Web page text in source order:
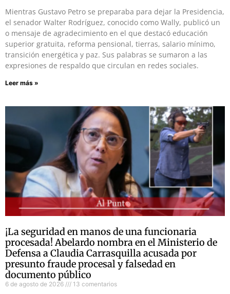
Mientras Gustavo Petro se preparaba para dejar la Presidencia,
el senador Walter Rodríguez, conocido como Wally, publicó un
o mensaje de agradecimiento en el que destacó educación
superior gratuita, reforma pensional, tierras, salario mínimo,
transición energética y paz. Sus palabras se sumaron a las
expresiones de respaldo que circulan en redes sociales.
Leer más »
¡La seguridad en manos de una funcionaria
procesada! Abelardo nombra en el Ministerio de
Defensa a Claudia Carrasquilla acusada por
presunto fraude procesal y falsedad en
documento público
6 de agosto de 2026 13 comentarios